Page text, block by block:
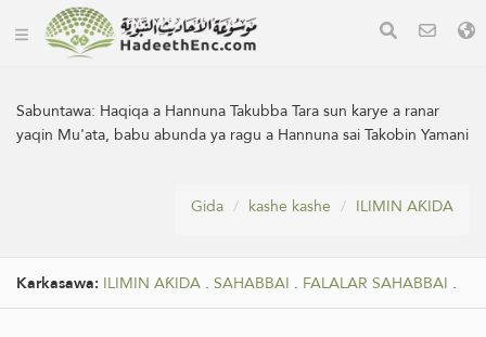
Sabuntawa: Haqiqa a Hannuna Takubba Tara sun karye a ranar
yaqin Mu'ata, babu abunda ya ragu a Hannuna sai Takobin Yamani
Gida kashe kashe ILIMIN AƘIDA
Karkasawa: ILIMIN AƘIDA . SAHABBAI . FALALAR SAHABBAI .